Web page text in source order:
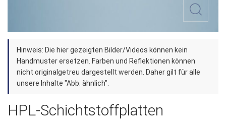
Zum
Anfang
der
Bildergalerie
Hinweis: Die hier gezeigten Bilder/Videos können kein
Handmuster ersetzen. Farben und Reflektionen können
nicht originalgetreu dargestellt werden. Daher gilt für alle
unsere Inhalte "Abb. ähnlich".
HPL-Schichtstoffplatten